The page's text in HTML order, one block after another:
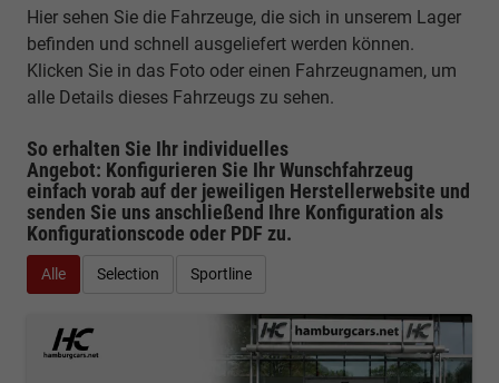
Hier sehen Sie die Fahrzeuge, die sich in unserem Lager
befinden und schnell ausgeliefert werden können.
Klicken Sie in das Foto oder einen Fahrzeugnamen, um
alle Details dieses Fahrzeugs zu sehen.
So erhalten Sie Ihr individuelles
Angebot: Konfigurieren Sie Ihr Wunschfahrzeug
einfach vorab auf der jeweiligen Herstellerwebsite und
senden Sie uns anschließend Ihre Konfiguration als
Konfigurationscode oder PDF zu.
Alle Selection Sportline